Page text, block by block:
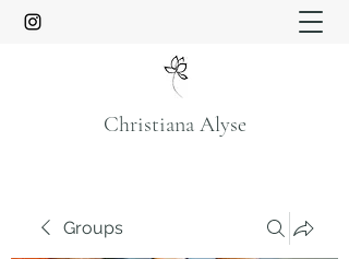
Christiana Alyse
Groups